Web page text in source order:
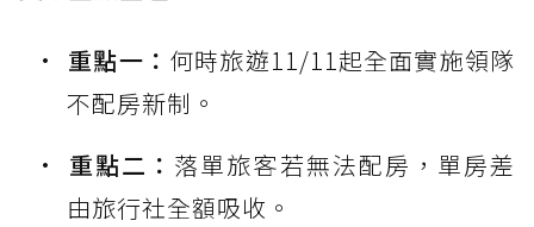
重點一： 何時旅遊11/11起全面實施領隊
不配房新制。
重點二： 落單旅客若無法配房，單房差
由旅行社全額吸收。